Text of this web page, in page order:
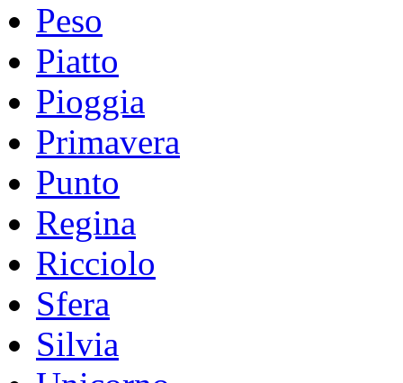
Peso
Piatto
Pioggia
Primavera
Punto
Regina
Ricciolo
Sfera
Silvia